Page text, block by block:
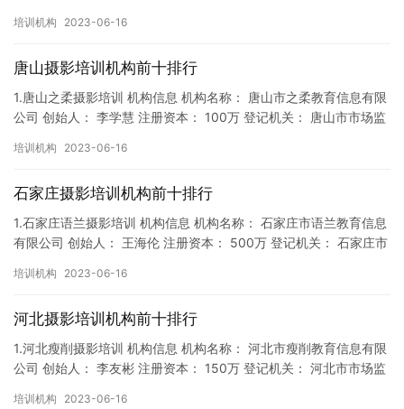
培训机构 2023-06-16
唐山摄影培训机构前十排行
1.唐山之柔摄影培训 机构信息 机构名称： 唐山市之柔教育信息有限
公司 创始人： 李学慧 注册资本： 100万 登记机关： 唐山市市场监
培训机构 2023-06-16
石家庄摄影培训机构前十排行
1.石家庄语兰摄影培训 机构信息 机构名称： 石家庄市语兰教育信息
有限公司 创始人： 王海伦 注册资本： 500万 登记机关： 石家庄市
培训机构 2023-06-16
河北摄影培训机构前十排行
1.河北瘦削摄影培训 机构信息 机构名称： 河北市瘦削教育信息有限
公司 创始人： 李友彬 注册资本： 150万 登记机关： 河北市市场监
培训机构 2023-06-16